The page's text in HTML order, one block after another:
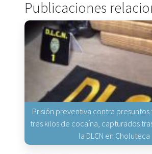
Publicaciones
Prisión preventiva contra
tres kilos de cocaína, capturados
la DLCN en Choluteca